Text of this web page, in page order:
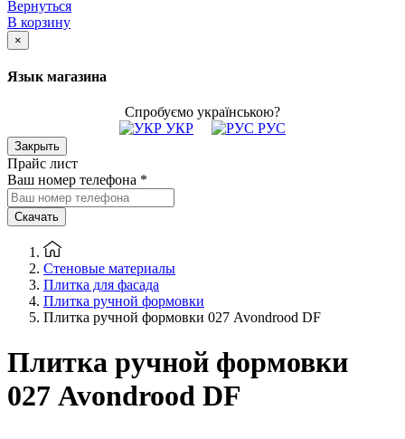
Вернуться
В корзину
×
Язык магазина
Спробуємо українською?
УКР
РУС
Закрыть
Прайс лист
Ваш номер телефона *
Скачать
Стеновые материалы
Плитка для фасада
Плитка ручной формовки
Плитка ручной формовки 027 Avondrood DF
Плитка ручной формовки
027 Avondrood DF